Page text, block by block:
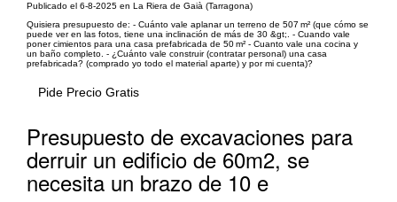
Publicado el 6-8-2025 en La Riera de Gaià (Tarragona)
Quisiera presupuesto de: - Cuánto vale aplanar un terreno de 507 m² (que cómo se
puede ver en las fotos, tiene una inclinación de más de 30 &gt;. - Cuando vale
poner cimientos para una casa prefabricada de 50 m² - Cuanto vale una cocina y
un baño completo. - ¿Cuánto vale construir (contratar personal) una casa
prefabricada? (comprado yo todo el material aparte) y por mi cuenta)?
Pide Precio Gratis
Presupuesto de excavaciones para
derruir un edificio de 60m2, se
necesita un brazo de 10 e